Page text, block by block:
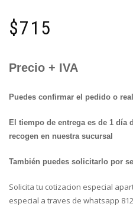
$715
Precio + IVA
Puedes confirmar el pedido o
El tiempo de entrega es de 1 día
recogen en nuestra sucursal
También puedes solicitarlo por
Solicita tu cotizacion especial
especial a traves de whatsapp